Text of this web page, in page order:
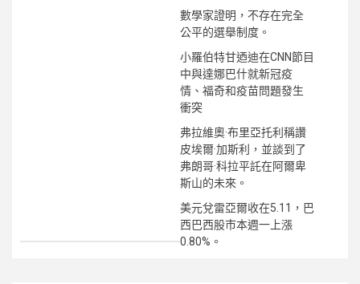
數學家證明，不存在完全
公平的選舉制度。
小羅伯特甘迺迪在CNN節目
中與達娜巴什就新冠疫
情、福奇和疫苗問題發生
衝突
弗拉維奧·布里亞托利稱讚
皮埃爾·加斯利，並談到了
弗朗哥·科拉平託在阿爾卑
斯山的未來。
美元兌雷亞爾收在5.11，巴
西巴西股市本週一上漲
0.80%。